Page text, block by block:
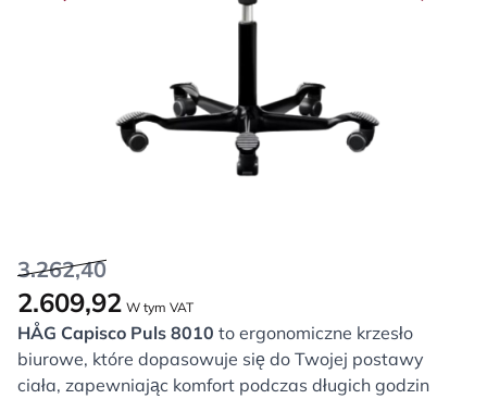
3.262,40
2.609,92 W tym VAT
HÅG Capisco Puls 8010 to ergonomiczne krzesło
biurowe, które dopasowuje się do Twojej postawy
ciała, zapewniając komfort podczas długich godzin